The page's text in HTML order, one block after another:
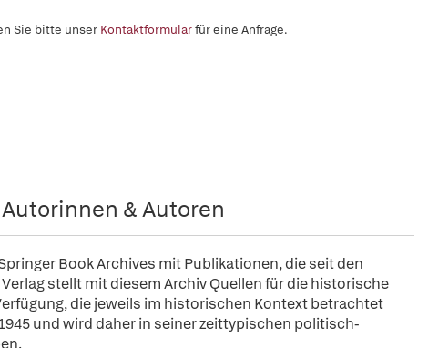
Sie bitte unser Kontaktformularfür eine Anfrage.
Autorinnen & Autoren
Book Archives mit Publikationen, die seit den
stellt mit diesem Archiv Quellen für die historische
die jeweils im historischen Kontext betrachtet
und wird daher in seiner zeittypischen politisch-